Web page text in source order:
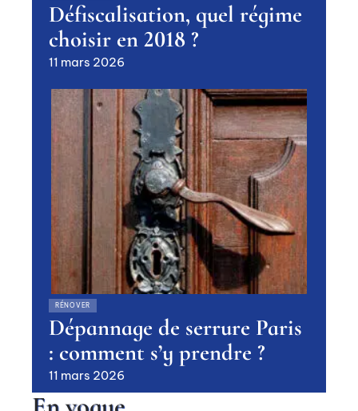
Défiscalisation, quel régime
choisir en 2018 ?
11 mars 2026
RÉNOVER
Dépannage de serrure Paris
: comment s’y prendre ?
11 mars 2026